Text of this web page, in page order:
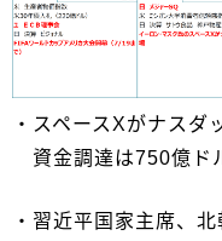
・スペースXがナスダ
資金調達は750億ド
・習近平国家主席、